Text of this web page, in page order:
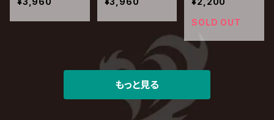
SOLD OUT
もっと見る